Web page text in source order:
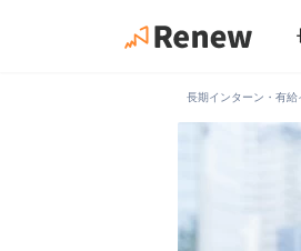
長期インターン・有給